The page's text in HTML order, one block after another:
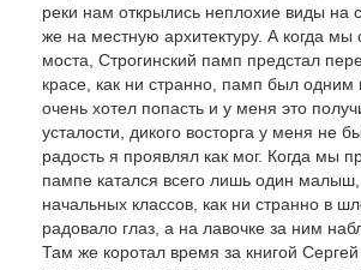
реки нам открылись неплохие виды на
же на местную архитектуру. А когда мы
моста, Строгинский памп предстал
красе, как ни странно, памп был одним
очень хотел попасть и у меня это
усталости, дикого восторга у меня не
радость я проявлял как мог. Когда мы
пампе катался всего лишь один малыш,
начальных классов, как ни странно в
радовало глаз, а на лавочке за ним
Там же коротал время за книгой